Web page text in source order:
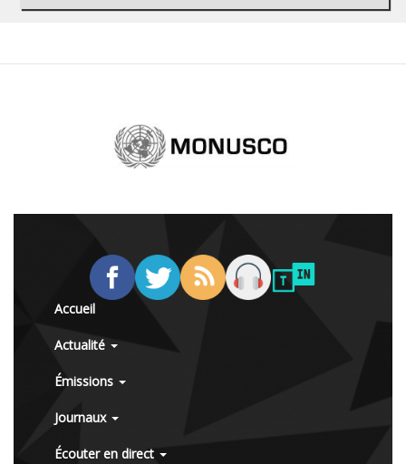
Accueil
Actualité
Émissions
Journaux
Écouter en direct